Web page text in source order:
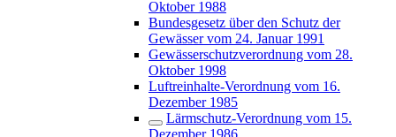
Oktober 1988
Bundesgesetz über den Schutz der
Gewässer vom 24. Januar 1991
Gewässerschutzverordnung vom 28.
Oktober 1998
Luftreinhalte-Verordnung vom 16.
Dezember 1985
Lärmschutz-Verordnung vom 15.
Dezember 1986